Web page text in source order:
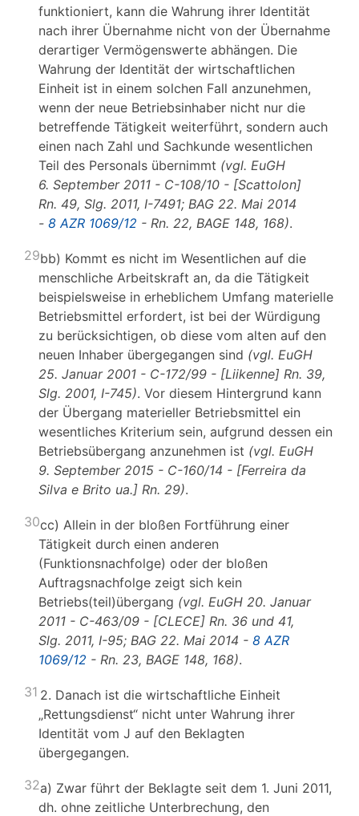
funktioniert, kann die Wahrung ihrer Identität
nach ihrer Übernahme nicht von der Übernahme
derartiger Vermögenswerte abhängen. Die
Wahrung der Identität der wirtschaftlichen
Einheit ist in einem solchen Fall anzunehmen,
wenn der neue Betriebsinhaber nicht nur die
betreffende Tätigkeit weiterführt, sondern auch
einen nach Zahl und Sachkunde wesentlichen
Teil des Personals übernimmt (vgl. EuGH
6. September 2011 - C-108/10 - [Scattolon]
Rn. 49, Slg. 2011, I-7491; BAG 22. Mai 2014
- 8 AZR 1069/12 - Rn. 22, BAGE 148, 168).
29bb) Kommt es nicht im Wesentlichen auf die
menschliche Arbeitskraft an, da die Tätigkeit
beispielsweise in erheblichem Umfang materielle
Betriebsmittel erfordert, ist bei der Würdigung
zu berücksichtigen, ob diese vom alten auf den
neuen Inhaber übergegangen sind (vgl. EuGH
25. Januar 2001 - C-172/99 - [Liikenne] Rn. 39,
Slg. 2001, I-745). Vor diesem Hintergrund kann
der Übergang materieller Betriebsmittel ein
wesentliches Kriterium sein, aufgrund dessen ein
Betriebsübergang anzunehmen ist (vgl. EuGH
9. September 2015 - C-160/14 - [Ferreira da
Silva e Brito ua.] Rn. 29).
30cc) Allein in der bloßen Fortführung einer
Tätigkeit durch einen anderen
(Funktionsnachfolge) oder der bloßen
Auftragsnachfolge zeigt sich kein
Betriebs(teil)übergang (vgl. EuGH 20. Januar
2011 - C-463/09 - [CLECE] Rn. 36 und 41,
Slg. 2011, I-95; BAG 22. Mai 2014 - 8 AZR
1069/12 - Rn. 23, BAGE 148, 168).
31 2. Danach ist die wirtschaftliche Einheit
„Rettungsdienst“ nicht unter Wahrung ihrer
Identität vom J auf den Beklagten
übergegangen.
32a) Zwar führt der Beklagte seit dem 1. Juni 2011,
dh. ohne zeitliche Unterbrechung, den